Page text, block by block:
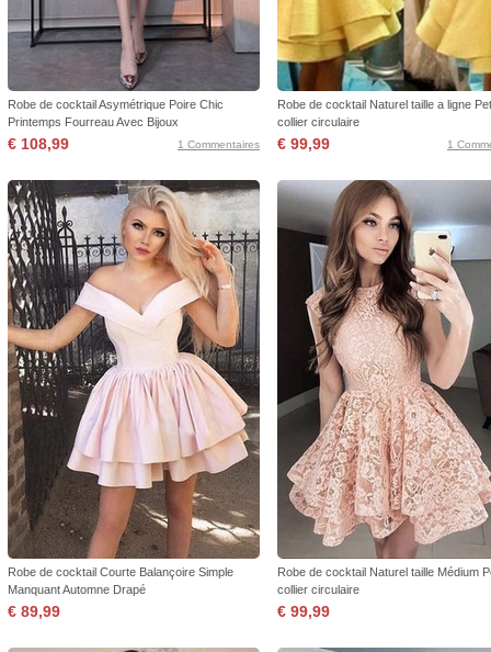
Robe de cocktail Asymétrique Poire Chic
Printemps Fourreau Avec Bijoux
€ 108,99 1 Commentaires
Robe de cocktail Naturel taille a ligne
collier circulaire
€ 99,99 1
Robe de cocktail Courte Balançoire Simple
Manquant Automne Drapé
€ 89,99
Robe de cocktail Naturel taille Médium
collier circulaire
€ 99,99